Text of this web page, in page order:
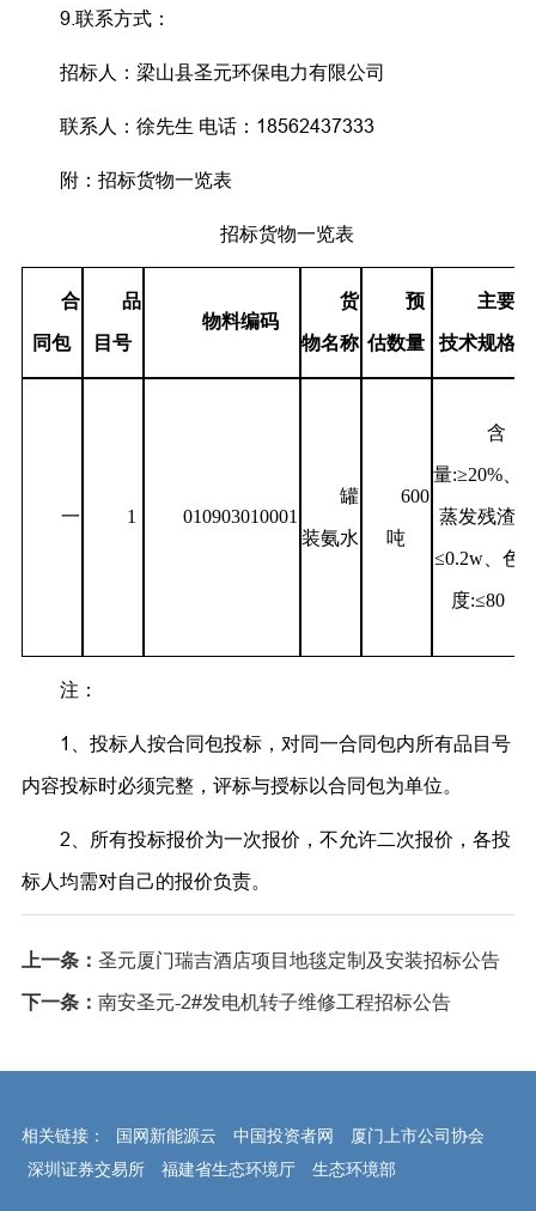
9.联系方式：
招标人：梁山县圣元环保电力有限公司
联系人： 徐先生 电话：18562437333
附：招标货物一览表
招标货物一览表
合
同包
品
目号
物料编码
货
物名称
预
估数量
主要
技术规格
一 1 010903010001
罐
装氨水
600
吨
含
量:≥20%、
蒸发残渣
≤0.2w、色
度:≤80
注：
1、投标人按合同包投标，对同一合同包内所有品目号
内容投标时必须完整，评标与授标以合同包为单位。
2、所有投标报价为一次报价，不允许二次报价，各投
标人均需对自己的报价负责。
上一条： 圣元厦门瑞吉酒店项目地毯定制及安装招标公告
下一条： 南安圣元-2#发电机转子维修工程招标公告
相关链接： 国网新能源云 中国投资者网
厦门上市公司协会
深圳证券交易所
福建省生态环境厅 生态环境部